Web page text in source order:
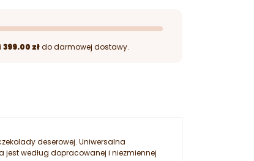
399.00 złdo darmowej dostawy.
deserowej. Uniwersalna
jest według dopracowanej i niezmiennej